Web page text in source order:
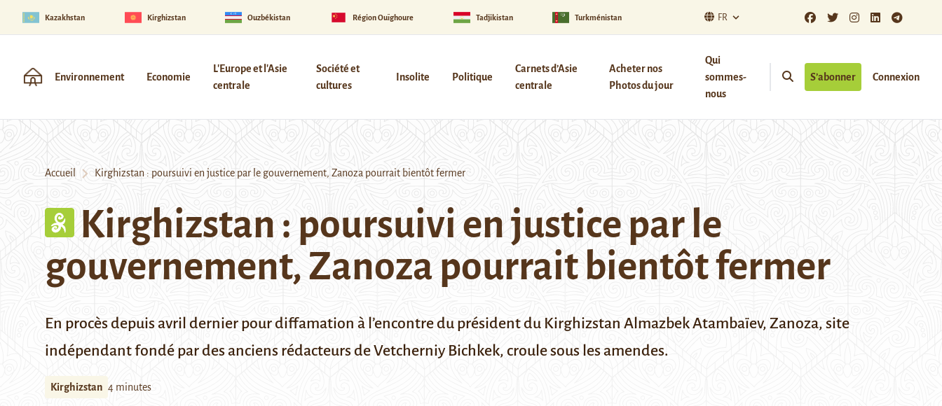
Kazakhstan Kirghizstan Ouzbékistan Région Ouïghoure Tadjikistan Turkménistan FR
Environnement Economie
L'Europe et l'Asie
centrale
Société et
cultures
Insolite Politique
Carnets d’Asie
centrale
Acheter nos
Photos du jour
Qui
sommes-
nous
S’abonner Connexion
Accueil Kirghizstan : poursuivi en justice par le gouvernement, Zanoza pourrait bientôt fermer
Kirghizstan : poursuivi en justice par le
gouvernement, Zanoza pourrait bientôt fermer
En procès depuis avril dernier pour diffamation à l’encontre du président du Kirghizstan Almazbek Atambaïev, Zanoza, site
indépendant fondé par des anciens rédacteurs de Vetcherniy Bichkek, croule sous les amendes.
Kirghizstan 4 minutes